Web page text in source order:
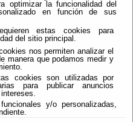
optimizar la funcionalidad del
en función de sus
estas cookies para
del sitio principal.
nos permiten analizar el
manera que podamos medir y
cookies son utilizadas por
para publicar anuncios
y/o personalizadas,